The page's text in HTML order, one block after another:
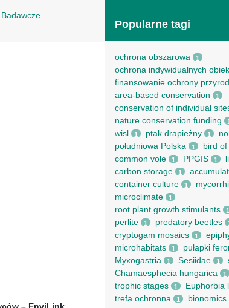
Popularne tagi
ochrona obszarowa 1
ochrona indywidualnych
finansowanie ochrony
area-based conservation 1
conservation of individual
nature conservation funding
wisl 1 ptak drapieżny 1
południowa Polska 1 bird
common vole 1 PPGIS 1
carbon storage 1
container culture 1
microclimate 1
root рlant growth stimulants 1
perlite 1 predatory beetles
cryptogam mosaics 1
microhabitats 1 pułapki
Myxogastria 1 Sesiidae 1
Chamaesphecia hungarica 1
trophic stages 1 Euphorbia
trefa ochronna 1 bionomics